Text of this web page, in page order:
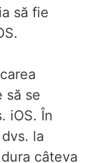
să fie
să se
iOS. În
la
câteva